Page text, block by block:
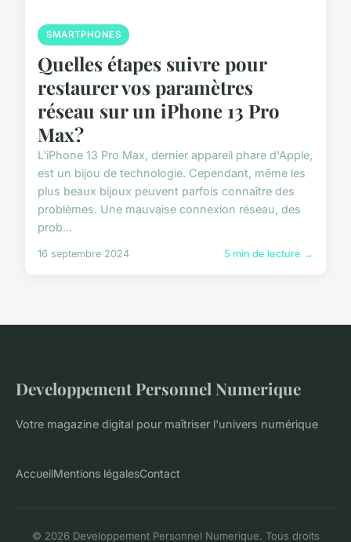
SMARTPHONES
Quelles étapes suivre pour
restaurer vos paramètres
réseau sur un iPhone 13 Pro
Max?
L'iPhone 13 Pro Max, dernier appareil phare d'Apple,
est un bijou de technologie. Cependant, même les
plus beaux bijoux peuvent parfois connaître des
problèmes. Une mauvaise connexion réseau, des
prob...
16 septembre 2024 5 min de lecture →
Developpement Personnel Numerique
Votre magazine digital pour maîtriser l'univers numérique
AccueilMentions légalesContact
© 2026 Developpement Personnel Numerique. Tous droits